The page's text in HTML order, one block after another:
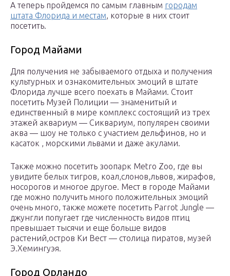
А теперь пройдемся по самым главным городам
штата Флорида и местам, которые в них стоит
посетить.
Город Майами
Для получения не забываемого отдыха и получения
культурных и ознакомительных эмоций в штате
Флорида лучше всего поехать в Майами. Стоит
посетить Музей Полиции — знаменитый и
единственный в мире комплекс состоящий из трех
этажей аквариум — Сиквариум, популярен своими
аква — шоу не только с участием дельфинов, но и
касаток , морскими львами и даже акулами.
Также можно посетить зоопарк Metro Zoo, где вы
увидите белых тигров, коал,слонов,львов, жирафов,
носорогов и многое другое. Мест в городе Майами
где можно получить много положительных эмоций
очень много, также можете посетить Parrot Jungle —
джунгли попугает где численность видов птиц
превышает тысячи и еще больше видов
растений,остров Ки Вест — столица пиратов, музей
Э.Хемингуэя.
Город Орландо